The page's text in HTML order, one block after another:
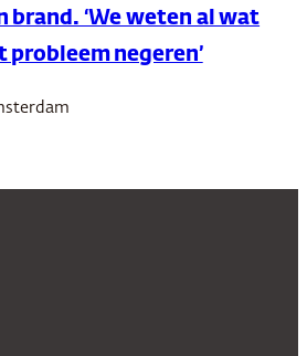
brand. ‘We weten al wat
negeren’